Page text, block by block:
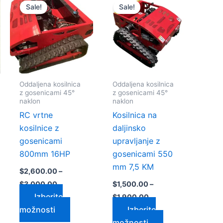
Sale!
Oddaljena kosilnica
z gosenicami 45°
naklon
RC vrtne
kosilnice z
gosenicami
800mm 16HP
$2,600.00–
$3,000.00
razpon:
od
$2,600.00
do
$3,000.00
Izberite
možnosti
izdelek
ima
več
različic.
Možnosti
izberete
Sale!
Oddaljena kosilnica
z gosenicami 45°
naklon
Kosilnica na
daljinsko
upravljanje z
gosenicami 550
mm 7,5 KM
$1,500.00 –
$1,900.00
razpon:
od
$1,500.00
do
$1,900.00
Izberite
izdelek
ima
več
različic.
izberete